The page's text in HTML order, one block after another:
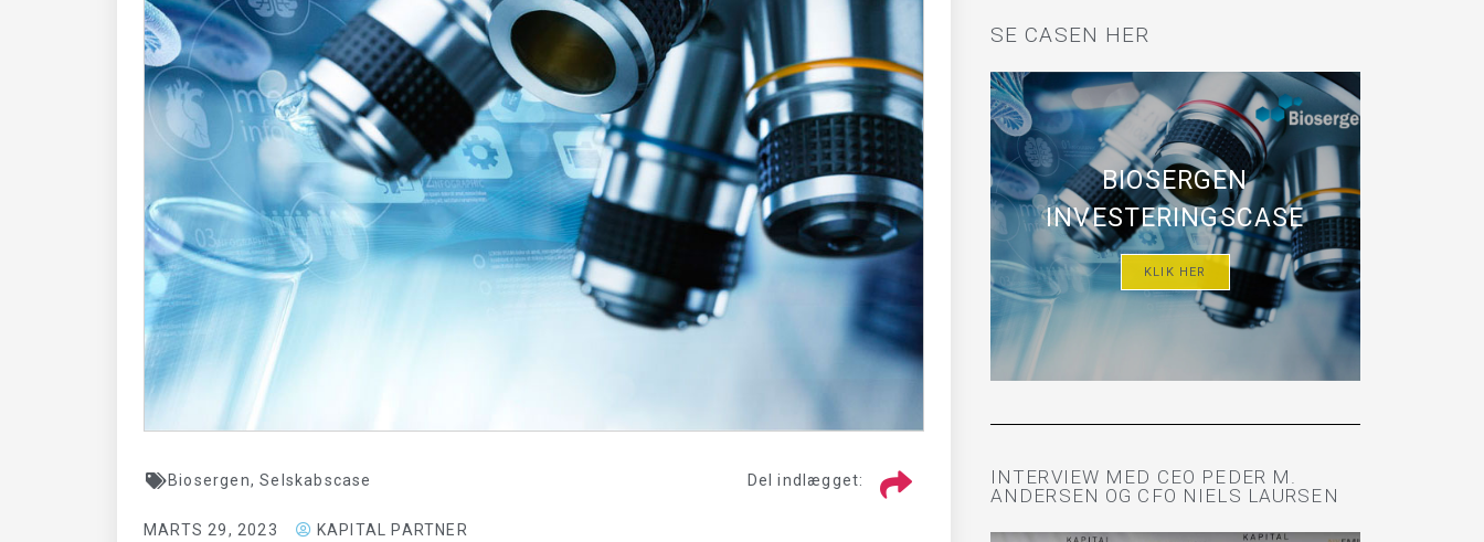
Biosergen,Selskabscase
MARTS 29, 2023 KAPITAL PARTNER
Del indlægget:
SE CASEN HER
BIOSERGEN
INVESTERINGSCASE
KLIK HER
INTERVIEW MED CEO PEDER M.
ANDERSEN OG CFO NIELS LAURSEN